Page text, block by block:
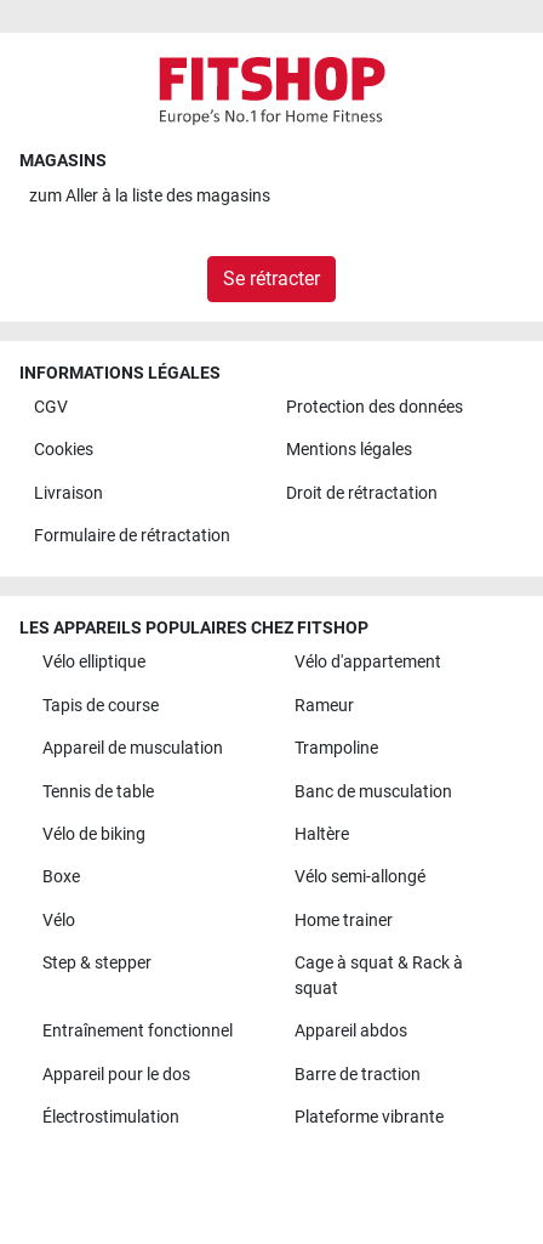
MAGASINS
zumAller à la liste des magasins
Se rétracter
INFORMATIONS LÉGALES
CGV
Protection des données
Cookies Mentions légales
Livraison Droit de rétractation
Formulaire de rétractation
LES APPAREILS POPULAIRES CHEZ FITSHOP
Vélo elliptique
Vélo d'appartement
Tapis de course Rameur
Appareil de musculation Trampoline
Tennis de table Banc de musculation
Vélo de biking Haltère
Boxe Vélo semi-allongé
Vélo Home trainer
Step & stepper
Cage à squat & Rack à
squat
Entraînement fonctionnel Appareil abdos
Appareil pour le dos Barre de traction
Électrostimulation Plateforme vibrante